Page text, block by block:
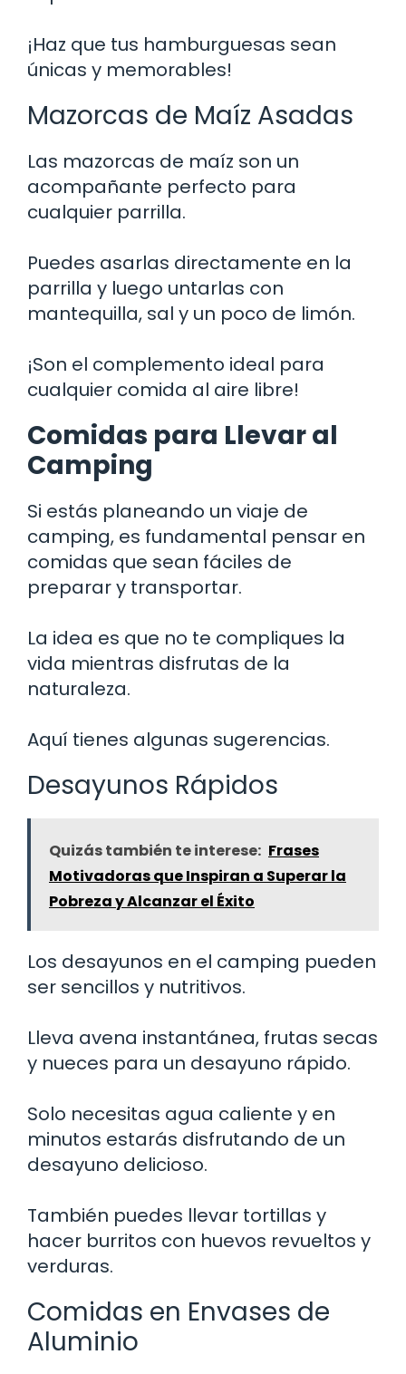
¡Haz que tus hamburguesas sean
únicas y memorables!
Mazorcas de Maíz Asadas
Las mazorcas de maíz son un
acompañante perfecto para
cualquier parrilla.
Puedes asarlas directamente en la
parrilla y luego untarlas con
mantequilla, sal y un poco de limón.
¡Son el complemento ideal para
cualquier comida al aire libre!
Comidas para Llevar al
Camping
Si estás planeando un viaje de
camping, es fundamental pensar en
comidas que sean fáciles de
preparar y transportar.
La idea es que no te compliques la
vida mientras disfrutas de la
naturaleza.
Aquí tienes algunas sugerencias.
Desayunos Rápidos
Quizás también te interese: Frases
Motivadoras que Inspiran a Superar la
Pobreza y Alcanzar el Éxito
Los desayunos en el camping pueden
ser sencillos y nutritivos.
Lleva avena instantánea, frutas secas
y nueces para un desayuno rápido.
Solo necesitas agua caliente y en
minutos estarás disfrutando de un
desayuno delicioso.
También puedes llevar tortillas y
hacer burritos con huevos revueltos y
verduras.
Comidas en Envases de
Aluminio